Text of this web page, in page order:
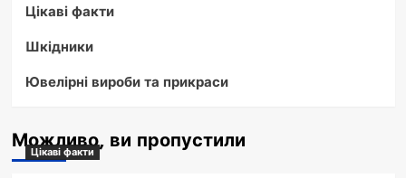
Цікаві факти
Шкідники
Ювелірні вироби та прикраси
Можливо, ви пропустили
Цікаві факти